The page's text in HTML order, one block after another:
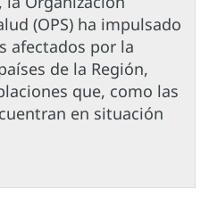
(OPS) ha impulsado
afectados por la
de la Región,
que, como las
en situación